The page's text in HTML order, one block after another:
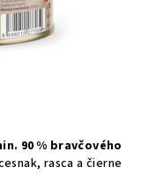
90 % bravčového
rasca a čierne